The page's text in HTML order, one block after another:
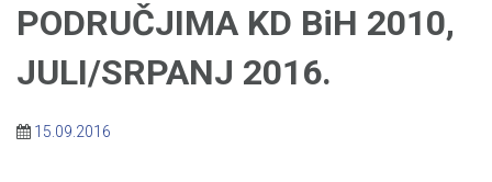
PODRUČJIMA KD BiH 2010,
JULI/SRPANJ 2016.
15.09.2016